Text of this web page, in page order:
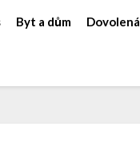
Byt a dům Dovolená